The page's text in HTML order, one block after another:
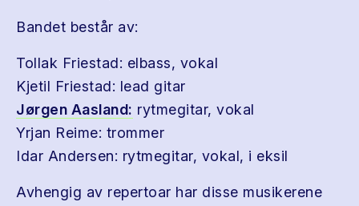
Bandet består av:
Tollak Friestad: elbass, vokal
Kjetil Friestad: lead gitar
Jørgen Aasland: rytmegitar, vokal
Yrjan Reime: trommer
Idar Andersen: rytmegitar, vokal, i eksil
Avhengig av repertoar har disse musikerene